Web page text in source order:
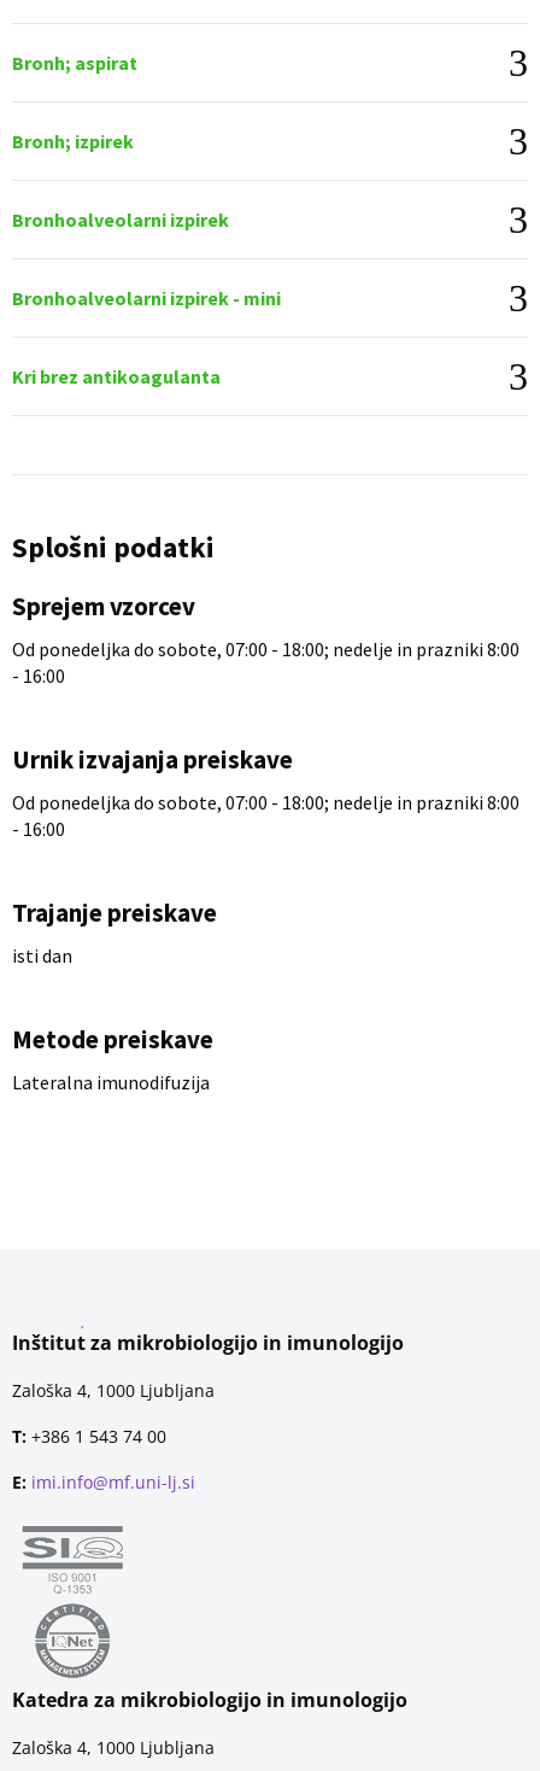
Bronh; aspirat
Bronh; izpirek
Bronhoalveolarni izpirek
Bronhoalveolarni izpirek - mini
Kri brez antikoagulanta
Splošni podatki
Sprejem vzorcev
Od ponedeljka do sobote, 07:00 - 18:00; nedelje in prazniki 8:00
- 16:00
Urnik izvajanja preiskave
Od ponedeljka do sobote, 07:00 - 18:00; nedelje in prazniki 8:00
- 16:00
Trajanje preiskave
isti dan
Metode preiskave
Lateralna imunodifuzija
Inštitut za mikrobiologijo in imunologijo
Zaloška 4, 1000 Ljubljana
T: +386 1 543 74 00
E: imi.info@mf.uni-lj.si
Katedra za mikrobiologijo in imunologijo
Zaloška 4, 1000 Ljubljana